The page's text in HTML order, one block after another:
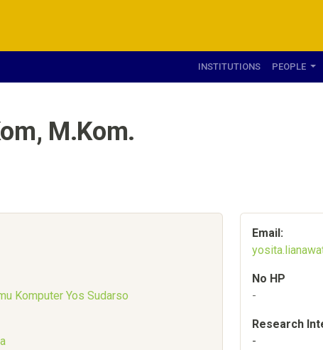
INSTITUTIONS PEOPLE
M.Kom.
Komputer Yos Sudarso
Email:
No HP
-
Research
-